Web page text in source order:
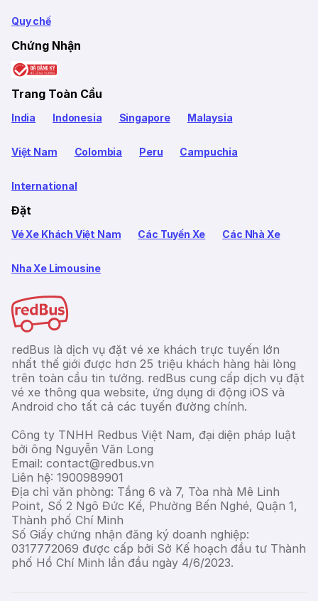
Quy chế
Chứng Nhận
Trang Toàn Cầu
India Indonesia Singapore Malaysia
Việt Nam Colombia Peru Campuchia
International
Đặt
Vé Xe Khách Việt Nam Các Tuyến Xe Các Nhà Xe
Nha Xe Limousine
redBus là dịch vụ đặt vé xe khách trực tuyến lớn
nhất thế giới được hơn 25 triệu khách hàng hài lòng
trên toàn cầu tin tưởng. redBus cung cấp dịch vụ đặt
vé xe thông qua website, ứng dụng di động iOS và
Android cho tất cả các tuyến đường chính.
Công ty TNHH Redbus Việt Nam, đại diện pháp luật
bởi ông Nguyễn Văn Long
Email: contact@redbus.vn
Liên hệ: 1900989901
Địa chỉ văn phòng: Tầng 6 và 7, Tòa nhà Mê Linh
Point, Số 2 Ngô Đức Kế, Phường Bến Nghé, Quận 1,
Thành phố Chí Minh
Số Giấy chứng nhận đăng ký doanh nghiệp:
0317772069 được cấp bởi Sở Kế hoạch đầu tư Thành
phố Hồ Chí Minh lần đầu ngày 4/6/2023.